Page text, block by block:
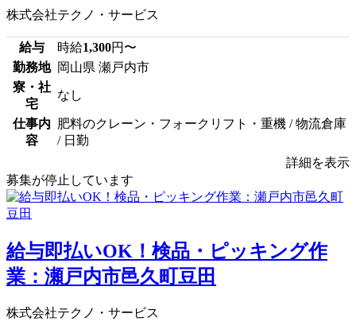
株式会社テクノ・サービス
給与 時給1,300円〜
勤務地
岡山県 瀬戸内市
寮・社
宅
なし
仕事内
容
肥料のクレーン・フォークリフト・重機 / 物流倉庫
/ 日勤
詳細を表示
募集が停止しています
給与即払いOK！検品・ピッキング作
業：瀬戸内市邑久町豆田
株式会社テクノ・サービス